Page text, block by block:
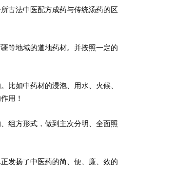
古法中医配方成药与传统汤药的区
等地域的道地药材。并按照一定的
比如中药材的浸泡、用水、火候、
用！
组方形式，做到主次分明、全面照
发扬了中医药的简、便、廉、效的